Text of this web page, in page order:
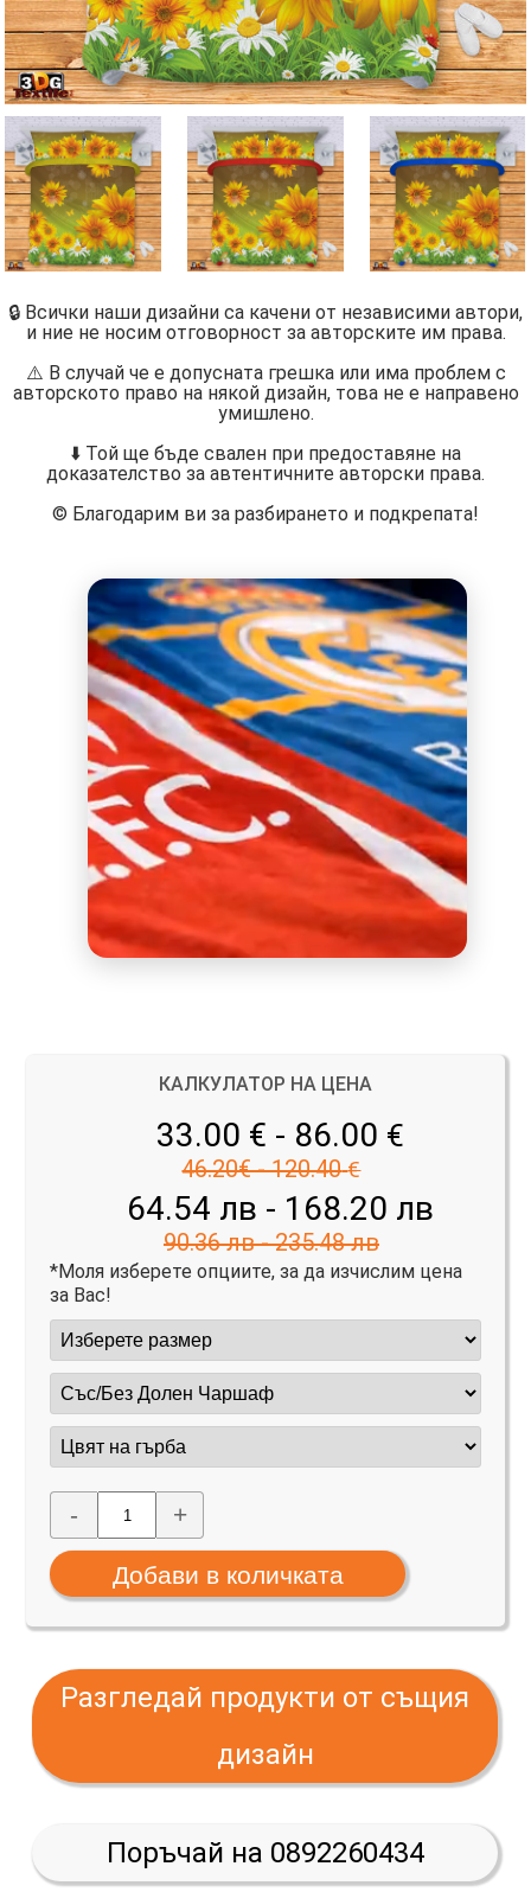
🔒 Всички наши дизайни са качени от независими автори,
и ние не носим отговорност за авторските им права.
⚠️ В случай че е допусната грешка или има проблем с
авторското право на някой дизайн, това не е направено
умишлено.
⬇️ Той ще бъде свален при предоставяне на
доказателство за автентичните авторски права.
©️ Благодарим ви за разбирането и подкрепата!
КАЛКУЛАТОР НА ЦЕНА
33.00 € - 86.00 €
46.20€ - 120.40 €
64.54 лв - 168.20 лв
90.36 лв - 235.48 лв
*Моля изберете опциите, за да изчислим цена
за Вас!
- +
Разгледай продукти от същия
дизайн
Поръчай на 0892260434